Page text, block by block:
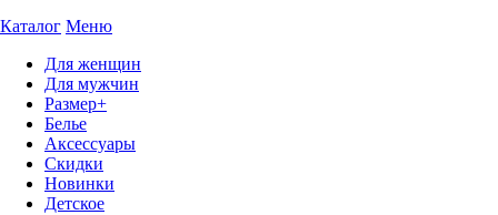
Каталог Меню
Для женщин
Для мужчин
Размер+
Белье
Аксессуары
Скидки
Новинки
Детское